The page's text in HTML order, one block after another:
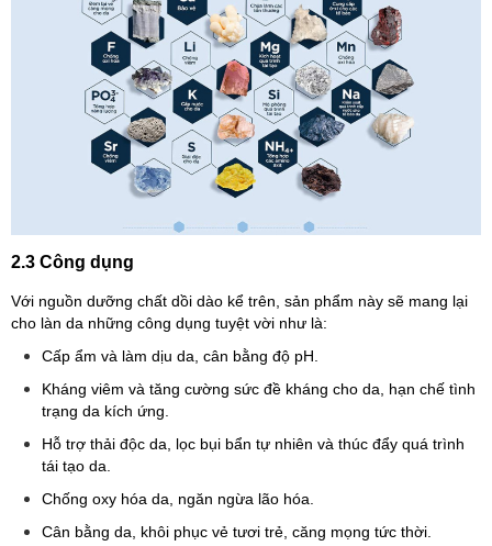
2.3 Công dụng
Với nguồn dưỡng chất dồi dào kể trên, sản phẩm này sẽ mang lại
cho làn da những công dụng tuyệt vời như là:
Cấp ẩm và làm dịu da, cân bằng độ pH.
Kháng viêm và tăng cường sức đề kháng cho da, hạn chế tình
trạng da kích ứng.
Hỗ trợ thải độc da, lọc bụi bẩn tự nhiên và thúc đẩy quá trình
tái tạo da.
Chống oxy hóa da, ngăn ngừa lão hóa.
Cân bằng da, khôi phục vẻ tươi trẻ, căng mọng tức thời.